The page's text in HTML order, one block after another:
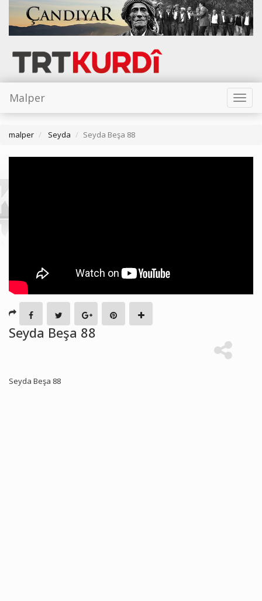
Toggle
Malper
malper Seyda Seyda Beşa 88
Seyda Beşa 88
Seyda Beşa 88